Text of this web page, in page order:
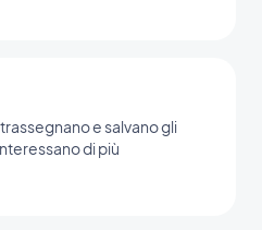
e salvano gli
di più